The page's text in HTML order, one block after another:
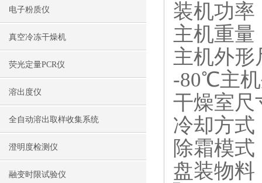
电子粉质仪
真空冷冻干燥机
荧光定量PCR仪
溶出度仪
全自动溶出取样收集系统
澄明度检测仪
融变时限试验仪
装机功率
主机重量
主机外形
-80℃主机
干燥室尺
冷却方式
除霜模
盘装物料